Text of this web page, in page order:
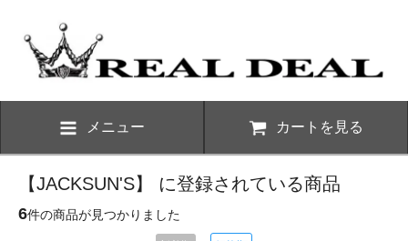
メニュー カートを見る
【JACKSUN'S】 に登録されている商品
6件の商品が見つかりました